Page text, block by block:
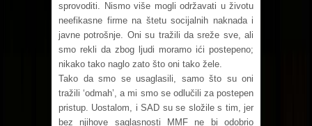
sprovoditi. Nismo više mogli održavati u životu
neefikasne firme na štetu socijalnih naknada i
javne potrošnje. Oni su tražili da sreže sve, ali
smo rekli da zbog ljudi moramo ići postepeno;
nikako tako naglo zato što oni tako žele.
Tako da smo se usaglasili, samo što su oni
tražili ‘odmah’, a mi smo se odlučili za postepen
pristup. Uostalom, i SAD su se složile s tim, jer
bez njihove saglasnosti MMF ne bi odobrio